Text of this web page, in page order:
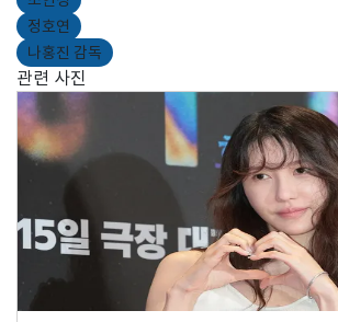
정호연
나홍진 감독
관련 사진